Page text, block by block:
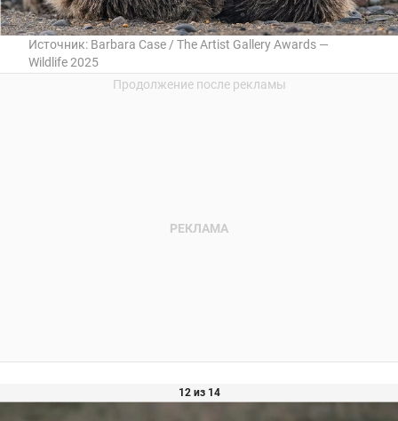
Источник: Barbara Case / The Artist Gallery Awards —
Wildlife 2025
12 из 14